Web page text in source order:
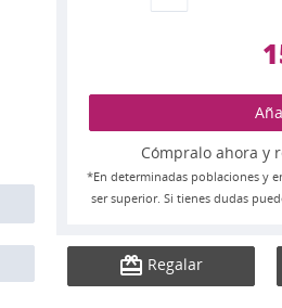
Cómpralo ahora y
*En determinadas poblaciones y
ser superior. Si tienes dudas
Regalar